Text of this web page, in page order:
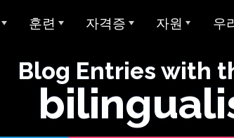
모든 STAMP 테스트
STAMP 4S
훈련
아방 MORE 러닝 아방 MORE 러닝
MEDLI (이중 언어
미라 언어 학습
자격증
Avant 디지털 배지
양언어 구사 주 씰
자원
사용자 가이드
글쓰기 예시
우
우
우
Blog Entries with